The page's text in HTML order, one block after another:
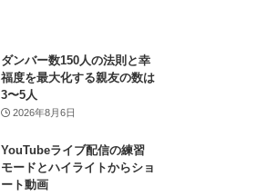
ダンバー数150人の法則と幸
福度を最大化する親友の数は
3〜5人
2026年8月6日
YouTubeライブ配信の練習
モードとハイライトからショ
ート動画